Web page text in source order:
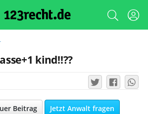
kind!!??
Beitrag Jetzt Anwalt fragen